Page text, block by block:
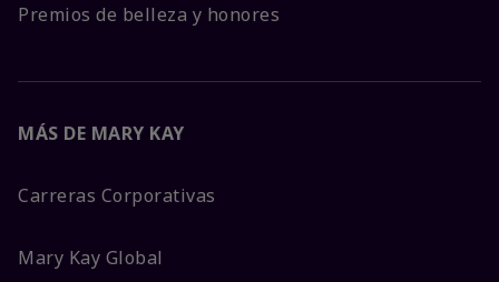
Premios de belleza y honores
MÁS DE MARY KAY
Carreras Corporativas
Mary Kay Global